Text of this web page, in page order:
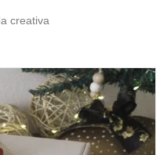
creativa